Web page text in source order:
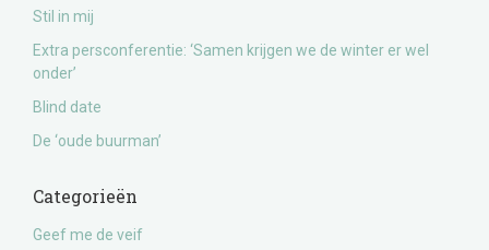
Stil in mij
Extra persconferentie: ‘Samen krijgen we de winter er wel
onder’
Blind date
De ‘oude buurman’
Categorieën
Geef me de veif